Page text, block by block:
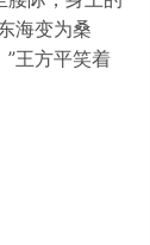
海变为桑
王方平笑着